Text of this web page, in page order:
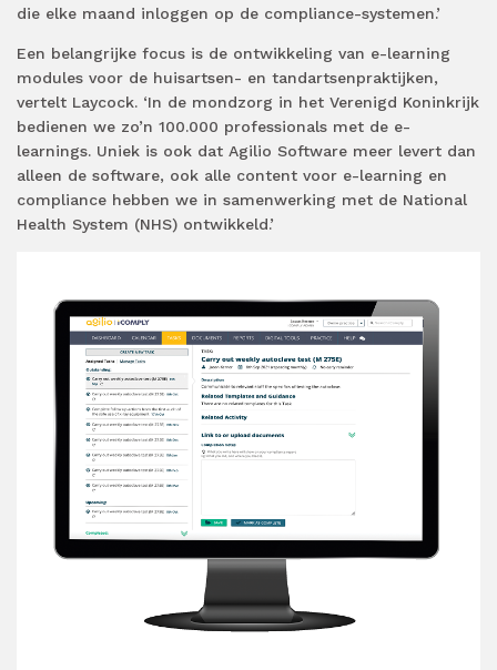
die elke maand inloggen op de compliance-systemen.’
Een belangrijke focus is de ontwikkeling van e-learning
modules voor de huisartsen- en tandartsenpraktijken,
vertelt Laycock. ‘In de mondzorg in het Verenigd Koninkrijk
bedienen we zo’n 100.000 professionals met de e-
learnings. Uniek is ook dat Agilio Software meer levert dan
alleen de software, ook alle content voor e-learning en
compliance hebben we in samenwerking met de National
Health System (NHS) ontwikkeld.’